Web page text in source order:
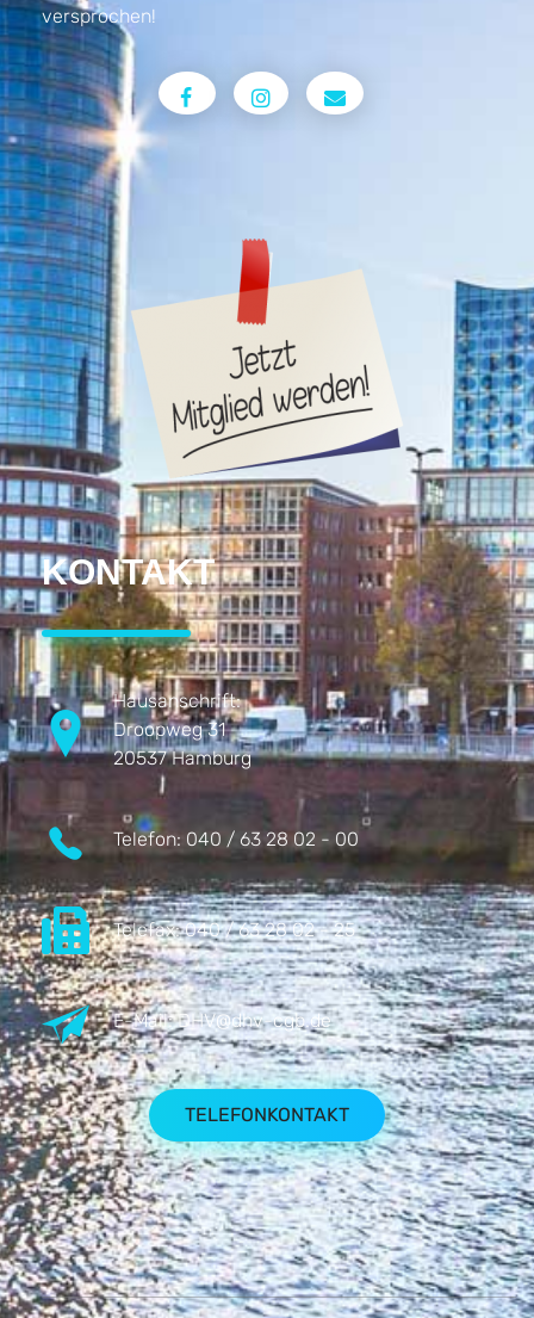
versprochen!
KONTAKT
Hausanschrift:
Droopweg 31
20537 Hamburg
Telefon: 040 / 63 28 02 - 00
Telefax:040 / 63 28 02 - 25
E-Mail:DHV@dhv-cgb.de
TELEFONKONTAKT